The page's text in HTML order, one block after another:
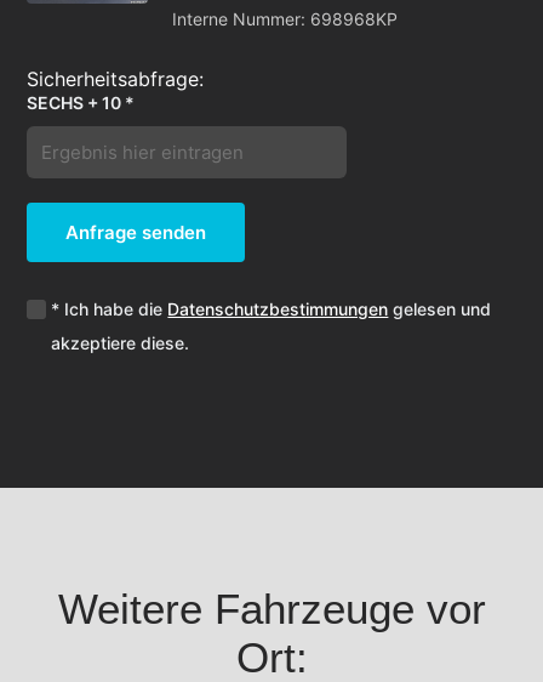
Interne Nummer: 698968KP
SECHS + 10 *
Anfrage senden
* Ich habe die Datenschutzbestimmungen gelesen und
akzeptiere diese.
Weitere Fahrzeuge vor
Ort: